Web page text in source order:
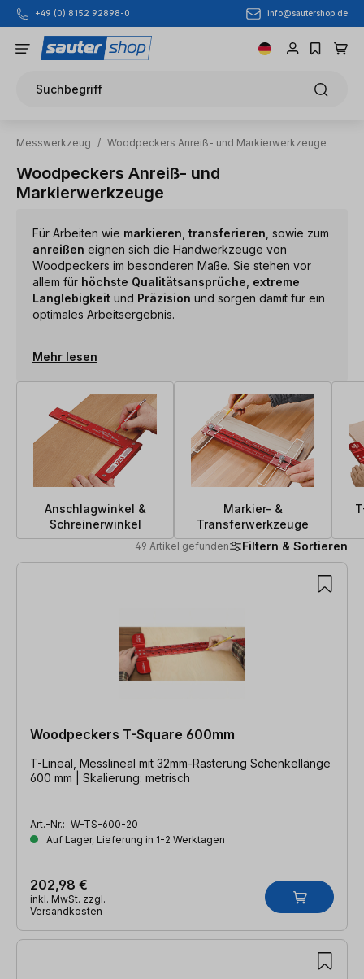
Zum Hauptinhalt springen
+49 (0) 8152 92898-0 info@sautershop.de
Suchbegriff
Messwerkzeug / Woodpeckers Anreiß- und Markierwerkzeuge
Woodpeckers Anreiß- und
Markierwerkzeuge
Für Arbeiten wie markieren transferieren , sowie zum
anreißen eignen sich die Handwerkzeuge von
Woodpeckers im besonderen Maße. Sie stehen vor
allem für höchste Qualitätsansprüche extreme
Langlebigkeit und Präzision und sorgen damit für ein
optimales Arbeitsergebnis.
Mehr lesen
Anschlagwinkel &
Schreinerwinkel
Markier- &
Transferwerkzeuge
49 Artikel gefunden Filtern & Sortieren
49 Artikel gefunden
Woodpeckers T-Square 600mm
T-Lineal, Messlineal mit 32mm-Rasterung Schenkellänge
600 mm | Skalierung: metrisch
Art.-Nr.: W-TS-600-20
Auf Lager, Lieferung in 1-2 Werktagen
202,98 €
inkl. MwSt. zzgl.
Versandkosten